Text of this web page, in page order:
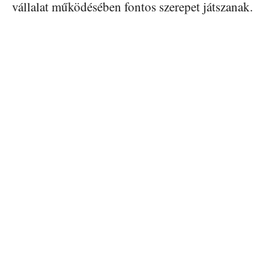
vállalat működésében fontos szerepet játszanak.